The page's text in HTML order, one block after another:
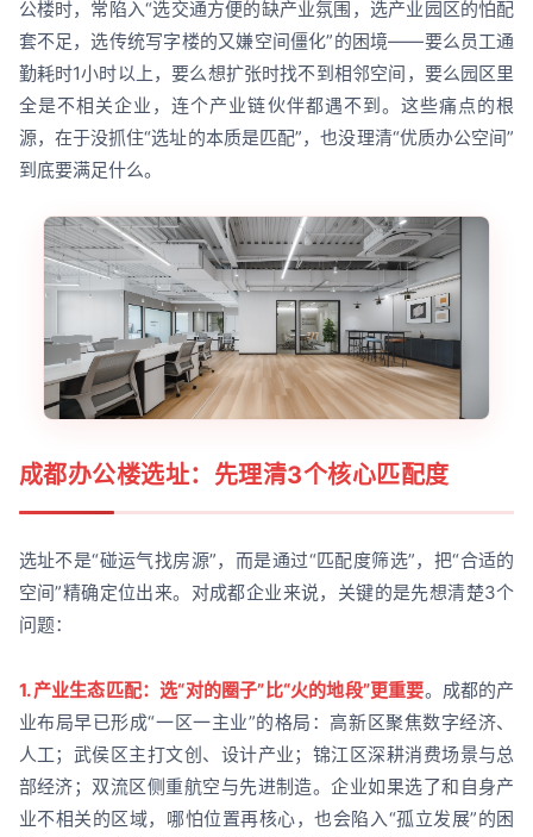
公楼时，常陷入“选交通方便的缺产业氛围，选产业园区的怕配
套不足，选传统写字楼的又嫌空间僵化”的困境——要么员工通
勤耗时1小时以上，要么想扩张时找不到相邻空间，要么园区里
全是不相关企业，连个产业链伙伴都遇不到。这些痛点的根
源，在于没抓住“选址的本质是匹配”，也没理清“优质办公空间”
到底要满足什么。
成都办公楼选址：先理清3个核心匹配度
选址不是“碰运气找房源”，而是通过“匹配度筛选”，把“合适的
空间”精确定位出来。对成都企业来说，关键的是先想清楚3个
问题：
1. 产业生态匹配：选“对的圈子”比“火的地段”更重要。成都的产
业布局早已形成“一区一主业”的格局：高新区聚焦数字经济、
人工；武侯区主打文创、设计产业；锦江区深耕消费场景与总
部经济；双流区侧重航空与先进制造。企业如果选了和自身产
业不相关的区域，哪怕位置再核心，也会陷入“孤立发展”的困